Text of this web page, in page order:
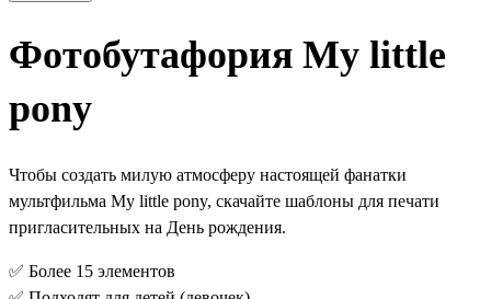
Фотобутафория My little
pony
Чтобы создать милую атмосферу настоящей фанатки
мультфильма My little pony, скачайте шаблоны для печати
пригласительных на День рождения.
✅ Более 15 элементов